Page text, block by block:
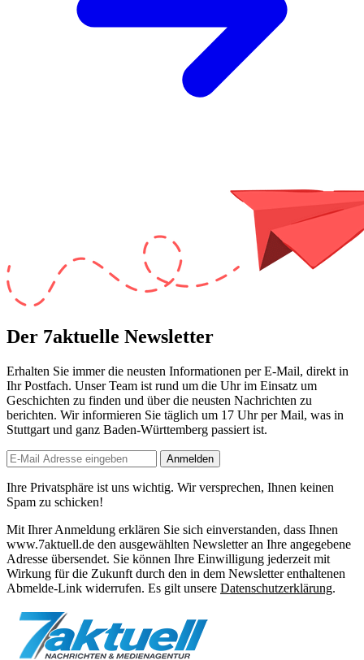
Der 7aktuelle Newsletter
Erhalten Sie immer die neusten Informationen per E-Mail, direkt in
Ihr Postfach. Unser Team ist rund um die Uhrim Einsatz um
Geschichten zu finden und über die neusten Nachrichten zu
berichten. Wir informieren Sie täglich um 17 Uhrper Mail, was in
Stuttgart und ganz Baden-Württemberg passiert ist.
Anmelden
Ihre Privatsphäre ist uns wichtig. Wir versprechen, Ihnen keinen
Spam zu schicken!
Mit Ihrer Anmeldung erklären Sie sich einverstanden, dass Ihnen
www.7aktuell.de den ausgewählten Newsletter an Ihre angegebene
Adresse übersendet. Sie können Ihre Einwilligung jederzeit mit
Wirkung für die Zukunft durch den in dem Newsletter enthaltenen
Abmelde-Link widerrufen. Es gilt unsere Datenschutzerklärung.